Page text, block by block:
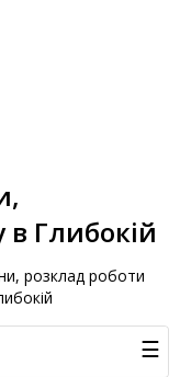
Глибокій
розклад роботи
☰